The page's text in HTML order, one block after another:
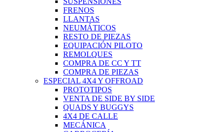
FRENOS
LLANTAS
NEUMÁTICOS
RESTO DE PIEZAS
EQUIPACIÓN PILOTO
REMOLQUES
COMPRA DE CC Y TT
COMPRA DE PIEZAS
ESPECIAL 4X4 Y OFFROAD
PROTOTIPOS
VENTA DE SIDE BY SIDE
QUADS Y BUGGYS
4X4 DE CALLE
MECÁNICA